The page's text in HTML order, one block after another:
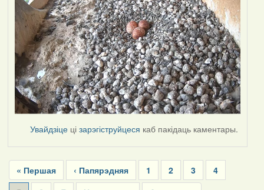
Увайдзіце цізарэгіструйцеся каб пакідаць каментары.
Pagination
First
page
« Першая
Previous
page
‹ Папярэдняя Page
1 Page
2 Page
3 Page
4